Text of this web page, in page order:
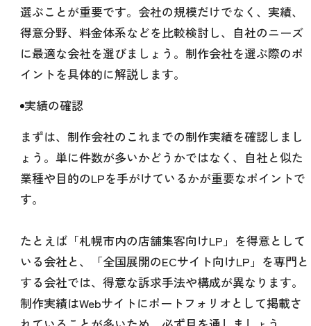
選ぶことが重要です。会社の規模だけでなく、実績、
得意分野、料金体系などを比較検討し、自社のニーズ
に最適な会社を選びましょう。制作会社を選ぶ際のポ
イントを具体的に解説します。
実績の確認
まずは、制作会社のこれまでの制作実績を確認しまし
ょう。単に件数が多いかどうかではなく、自社と似た
業種や目的のLPを手がけているかが重要なポイントで
す。
たとえば「札幌市内の店舗集客向けLP」を得意として
いる会社と、「全国展開のECサイト向けLP」を専門と
する会社では、得意な訴求手法や構成が異なります。
制作実績はWebサイトにポートフォリオとして掲載さ